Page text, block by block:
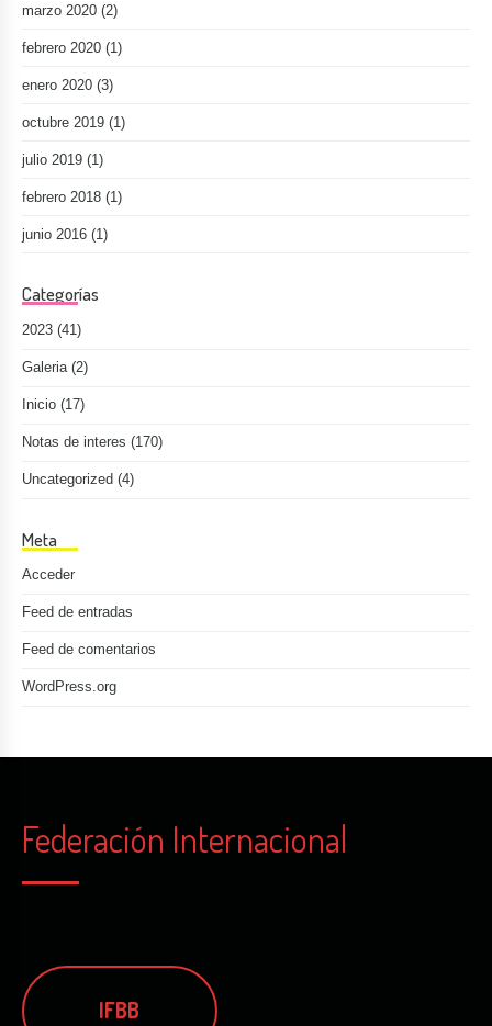
marzo 2020 (2)
febrero 2020 (1)
enero 2020 (3)
octubre 2019 (1)
julio 2019 (1)
febrero 2018 (1)
junio 2016 (1)
Categorías
2023 (41)
Galeria(2)
Inicio (17)
Notas de interes (170)
Uncategorized (4)
Meta
Acceder
Feed de entradas
Feed de comentarios
WordPress.org
Federación Internacional
IFBB